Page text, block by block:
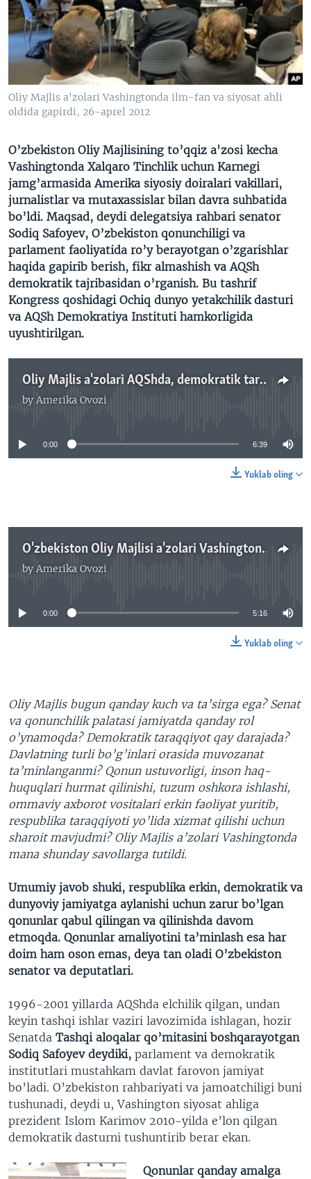
VIDEO
XABARLAR SURATLARDA
ODNOKLASSNIKI
TELEGRAM
TWITTER
SOUNDCLOUD
VOA
Oliy Majlis a'zolari Vashingtonda ilm-fan va siyosat ahli
oldida gapirdi, 26-aprel 2012
O’zbekiston Oliy Majlisining to’qqiz a'zosi kecha
Vashingtonda Xalqaro Tinchlik uchun Karnegi
jamg’armasida Amerika siyosiy doiralari vakillari,
jurnalistlar va mutaxassislar bilan davra suhbatida
bo’ldi. Maqsad, deydi delegatsiya rahbari senator
Sodiq Safoyev, O’zbekiston qonunchiligi va
parlament faoliyatida ro’y berayotgan o’zgarishlar
haqida gapirib berish, fikr almashish va AQSh
demokratik tajribasidan o’rganish. Bu tashrif
Kongress qoshidagi Ochiq dunyo yetakchilik dasturi
va AQSh Demokratiya Instituti hamkorligida
uyushtirilgan.
Oliy Majlis a'zolari AQShda, demokratik taraqqiyot - asosiy mavzu/O'zbekiston/Navbahor Imamova lavhasi
by Amerika Ovozi
No media source currently available
0:00 6:39
Yuklab oling
O'zbekiston Oliy Majlisi a'zolari Vashingtonda/Senator Sodiq Safoyev bilan suhbat, Navbahor Imamova
by Amerika Ovozi
No media source currently available
0:00 5:16
Yuklab oling
Oliy Majlis bugun qanday kuch va ta’sirga ega? Senat
va qonunchilik palatasi jamiyatda qanday rol
o’ynamoqda? Demokratik taraqqiyot qay darajada?
Davlatning turli bo’g’inlari orasida muvozanat
ta’minlanganmi? Qonun ustuvorligi, inson haq-
huquqlari hurmat qilinishi, tuzum oshkora ishlashi,
ommaviy axborot vositalari erkin faoliyat yuritib,
respublika taraqqiyoti yo’lida xizmat qilishi uchun
sharoit mavjudmi? Oliy Majlis a’zolari Vashingtonda
mana shunday savollarga tutildi.
Umumiy javob shuki, respublika erkin, demokratik va
dunyoviy jamiyatga aylanishi uchun zarur bo’lgan
qonunlar qabul qilingan va qilinishda davom
etmoqda. Qonunlar amaliyotini ta’minlash esa har
doim ham oson emas, deya tan oladi O’zbekiston
senator va deputatlari.
1996-2001 yillarda AQShda elchilik qilgan, undan
keyin tashqi ishlar vaziri lavozimida ishlagan, hozir
Senatda Tashqi aloqalar qo’mitasini boshqarayotgan
Sodiq Safoyev deydiki, parlament va demokratik
institutlari mustahkam davlat farovon jamiyat
bo’ladi. O’zbekiston rahbariyati va jamoatchiligi buni
tushunadi, deydi u, Vashington siyosat ahliga
prezident Islom Karimov 2010-yilda e’lon qilgan
demokratik dasturni tushuntirib berar ekan.
Qonunlar qanday amalga